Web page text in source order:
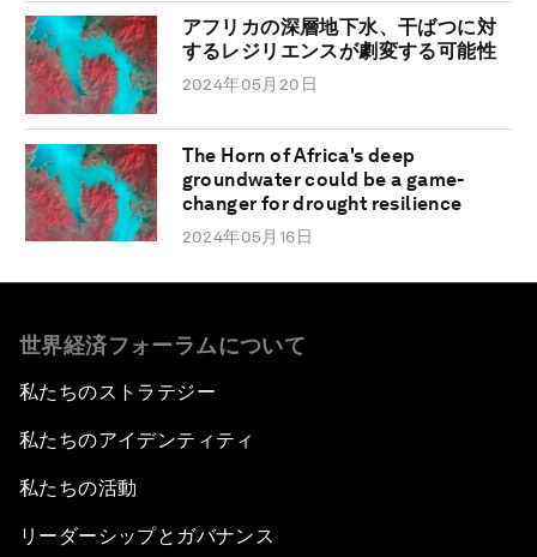
アフリカの深層地下水、干ばつに対
するレジリエンスが劇変する可能性
2024年05月20日
The Horn of Africa's deep
groundwater could be a game-
changer for drought resilience
2024年05月16日
世界経済フォーラムについて
私たちのストラテジー
私たちのアイデンティティ
私たちの活動
リーダーシップとガバナンス